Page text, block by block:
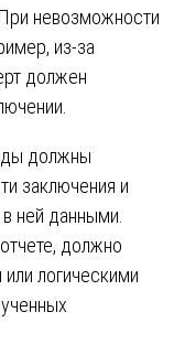
невозможности
из-за
должен
должны
заключения и
ней данными.
должно
логическими